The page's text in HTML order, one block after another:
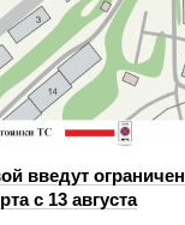
введут
с 13 августа